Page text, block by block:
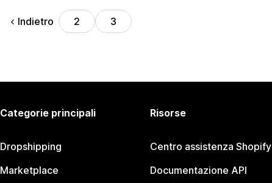
Indietro 2 3
Categorie principali
Dropshipping
Marketplace
Risorse
Centro assistenza Shopify
Documentazione API